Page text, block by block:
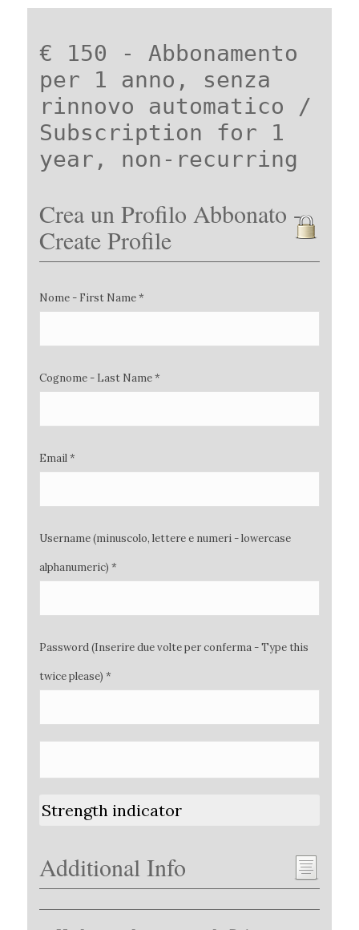
€ 150 - Abbonamento
per 1 anno, senza
rinnovo automatico /
Subscription for 1
year, non-recurring
Crea un Profilo Abbonato -
Create Profile
Nome - First Name *
Cognome - Last Name *
Email *
Username (minuscolo, lettere e numeri - lowercase
alphanumeric) *
Password (Inserire due volte per conferma - Type this
twice please) *
Strength indicator
Additional Info